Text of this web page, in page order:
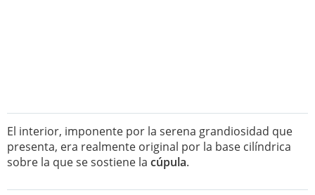
El interior, imponente por la serena grandiosidad que
presenta, era realmente original por la base cilíndrica
sobre la que se sostiene la cúpula.